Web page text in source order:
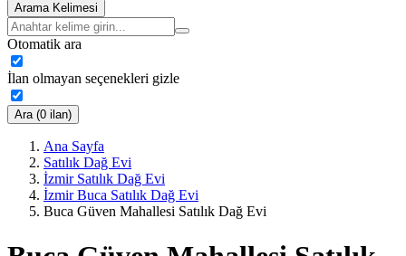
Arama Kelimesi
Otomatik ara
İlan olmayan seçenekleri gizle
Ara (0 ilan)
Ana Sayfa
Satılık Dağ Evi
İzmir Satılık Dağ Evi
İzmir Buca Satılık Dağ Evi
Buca Güven Mahallesi Satılık Dağ Evi